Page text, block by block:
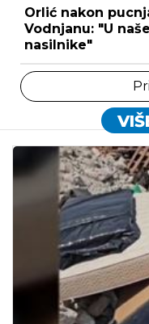
Orlić nakon
Vodnjanu: "U
nasilnike"